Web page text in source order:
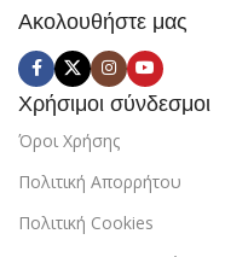
Ακολουθήστε μας
Χρήσιμοι σύνδεσμοι
Όροι Χρήσης
Πολιτική Απορρήτου
Πολιτική Cookies